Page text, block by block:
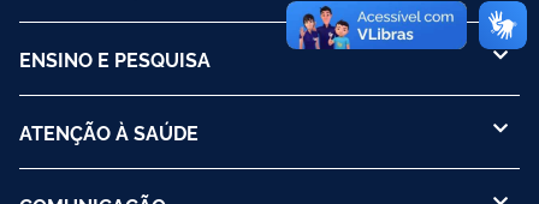
ENSINO E PESQUISA
ATENÇÃO À SAÚDE